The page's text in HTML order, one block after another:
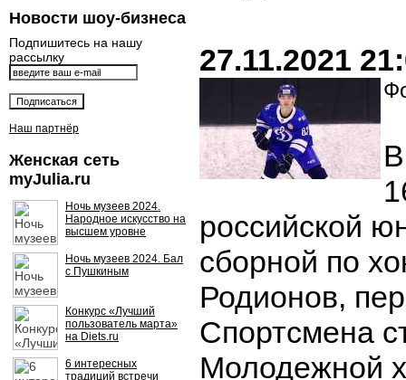
Новости шоу-бизнеса
Подпишитесь на нашу
рассылку
Наш партнёр
Женская сеть
myJulia.ru
Ночь музеев 2024.
Народное искусство на
высшем уровне
Ночь музеев 2024. Бал
с Пушкиным
Конкурс «Лучший
пользователь марта»
на Diets.ru
6 интересных
традиций встречи
27.11.2021
российской
сборной по
Родионов,
Спортсмена
Молодежной